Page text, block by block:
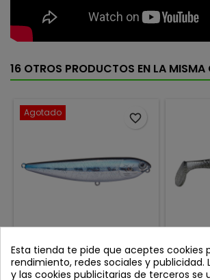
16 OTROS PRODUCTOS EN LA
Agotado
LUCKY CRAFT SAMMY 100
AURORA BLACK
Review(s):0
favorite_border
Esta tienda te pide que aceptes cookies
rendimiento, redes sociales y publicidad.
y las cookies publicitarias de terceros se